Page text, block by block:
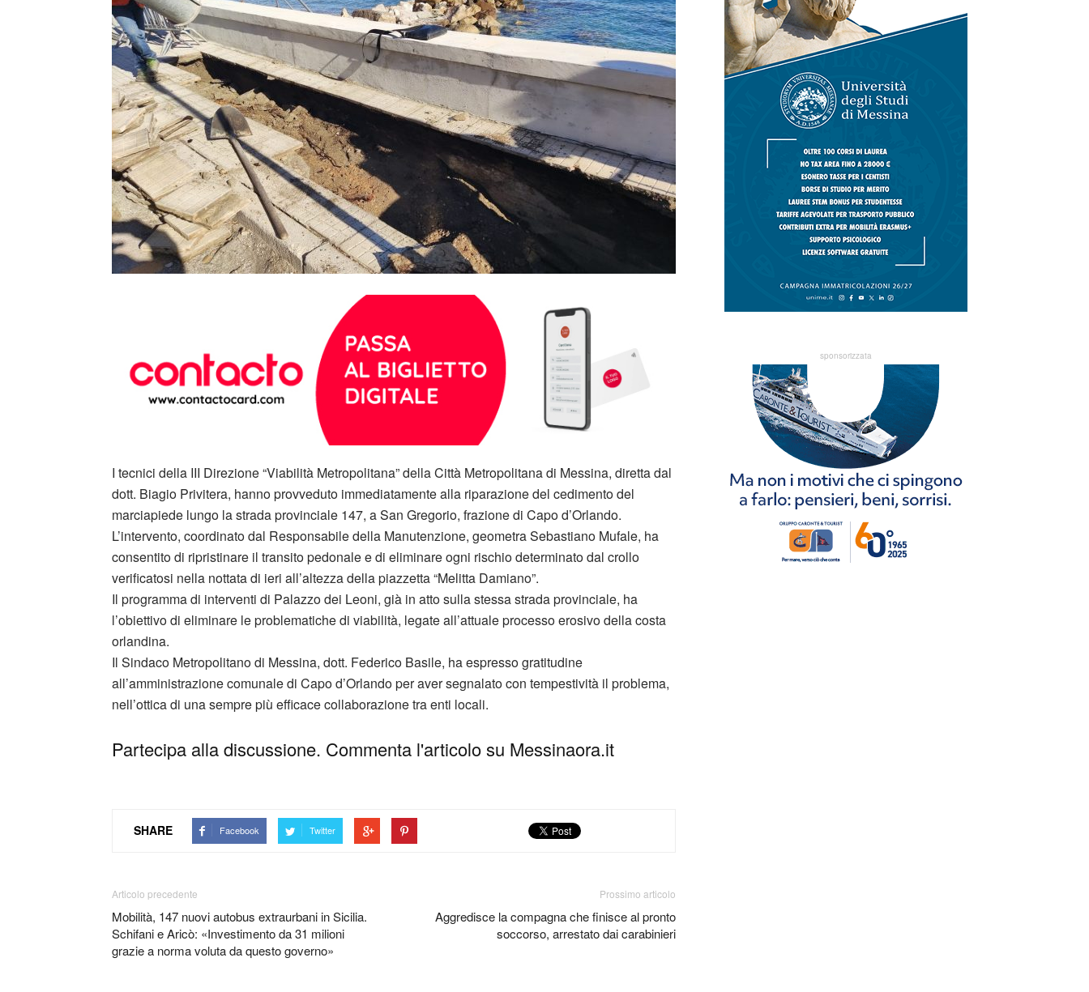
I tecnici della III Direzione “Viabilità Metropolitana” della Città Metropolitana di Messina, diretta dal
dott. Biagio Privitera, hanno provveduto immediatamente alla riparazione del cedimento del
marciapiede lungo la strada provinciale 147, a San Gregorio, frazione di Capo d’Orlando.
L’intervento, coordinato dal Responsabile della Manutenzione, geometra Sebastiano Mufale, ha
consentito di ripristinare il transito pedonale e di eliminare ogni rischio determinato dal crollo
verificatosi nella nottata di ieri all’altezza della piazzetta “Melitta Damiano”.
Il programma di interventi di Palazzo dei Leoni, già in atto sulla stessa strada provinciale, ha
l’obiettivo di eliminare le problematiche di viabilità, legate all’attuale processo erosivo della costa
orlandina.
Il Sindaco Metropolitano di Messina, dott. Federico Basile, ha espresso gratitudine
all’amministrazione comunale di Capo d’Orlando per aver segnalato con tempestività il problema,
nell’ottica di una sempre più efficace collaborazione tra enti locali.
Partecipa alla discussione. Commenta l'articolo su Messinaora.it
SHARE Facebook Twitter
Articolo precedente
Mobilità, 147 nuovi autobus extraurbani in Sicilia.
Schifani e Aricò: «Investimento da 31 milioni
grazie a norma voluta da questo governo»
Prossimo articolo
Aggredisce la compagna che finisce al pronto
soccorso, arrestato dai carabinieri
sponsorizzata